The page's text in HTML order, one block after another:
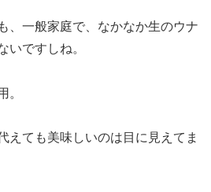
、一般家庭で、なかなか生のウナ
いですしね。
。
えても美味しいのは目に見えてま